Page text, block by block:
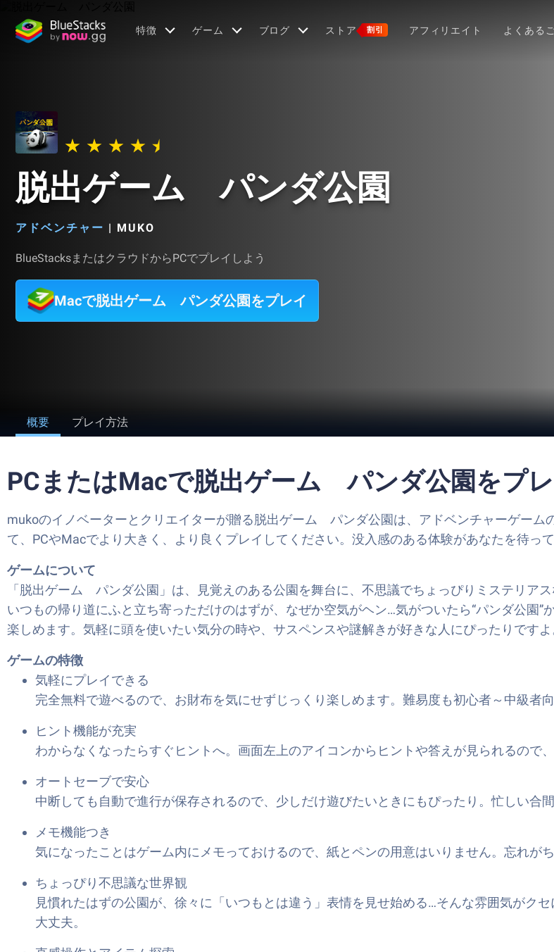
特徴 ゲーム ブログ ストア 割引 アフィリエイト よくある
脱出ゲーム パンダ公園
アドベンチャー | MUKO
BlueStacksまたはクラウドからPCでプレイしよう
Macで脱出ゲーム パンダ公園をプレイ
概要 プレイ方法
PCまたはMacで脱出ゲーム パンダ公園をプ
mukoのイノベーターとクリエイターが贈る脱出ゲーム パンダ公園は、アドベンチャーゲーム
て、PCやMacでより大きく、より良くプレイしてください。没入感のある体験があなたを待って
ゲームについて
「脱出ゲーム パンダ公園」は、見覚えのある公園を舞台に、不思議でちょっぴりミステリア
いつもの帰り道にふと立ち寄っただけのはずが、なぜか空気がヘン…気がついたら“パンダ公園
楽しめます。気軽に頭を使いたい気分の時や、サスペンスや謎解きが好きな人にぴったりですよ
ゲームの特徴
気軽にプレイできる
完全無料で遊べるので、お財布を気にせずじっくり楽しめます。難易度も初心者～中級者
ヒント機能が充実
わからなくなったらすぐヒントへ。画面左上のアイコンからヒントや答えが見られるので
オートセーブで安心
中断しても自動で進行が保存されるので、少しだけ遊びたいときにもぴったり。忙しい合
メモ機能つき
気になったことはゲーム内にメモっておけるので、紙とペンの用意はいりません。忘れが
ちょっぴり不思議な世界観
見慣れたはずの公園が、徐々に「いつもとは違う」表情を見せ始める…そんな雰囲気がク
大丈夫。